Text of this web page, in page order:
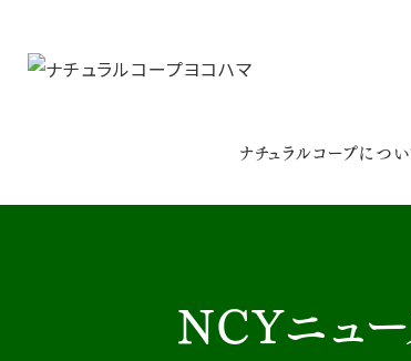
ナチュラルコープにつ
NCYニュ